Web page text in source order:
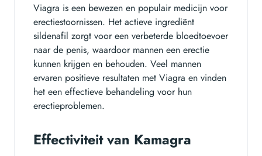
Viagra is een bewezen en populair medicijn voor
erectiestoornissen. Het actieve ingrediënt
sildenafil zorgt voor een verbeterde bloedtoevoer
naar de penis, waardoor mannen een erectie
kunnen krijgen en behouden. Veel mannen
ervaren positieve resultaten met Viagra en vinden
het een effectieve behandeling voor hun
erectieproblemen.
Effectiviteit van Kamagra